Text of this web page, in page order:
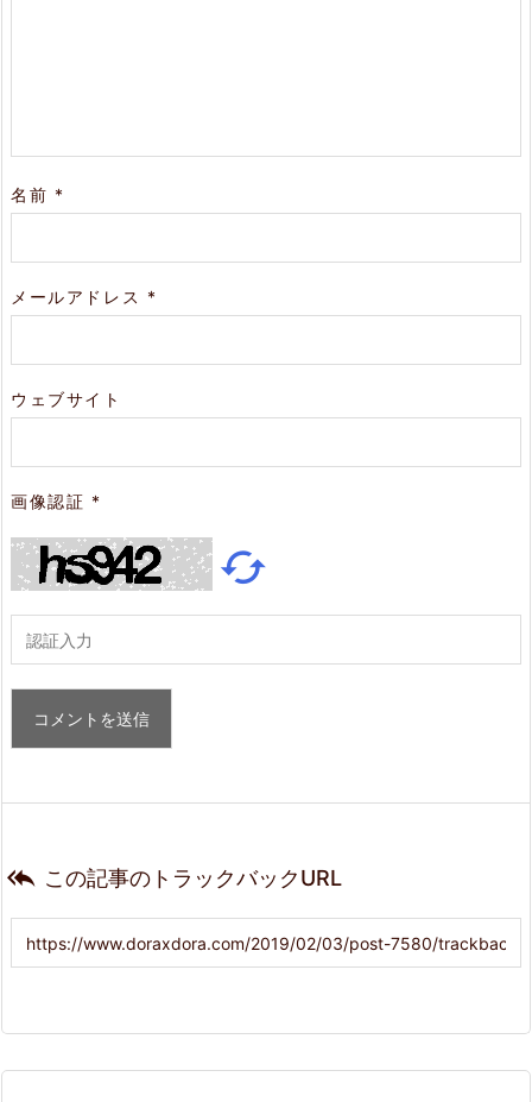
名前 *
メールアドレス *
ウェブサイト
画像認証 *

 この記事のトラックバックURL